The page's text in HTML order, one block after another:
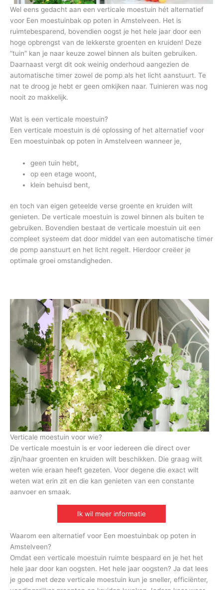
Wel eens gedacht aan een verticale moestuin hét alternatief
voor Een moestuinbak op poten in Amstelveen. Het is
ruimtebesparend, bovendien oogst je het hele jaar door een
hoge opbrengst van de lekkerste groenten en kruiden! Deze
“tuin” kan je naar keuze zowel binnen als buiten gebruiken.
Daarnaast vergt dit ook weinig onderhoud aangezien de
automatische timer zowel de pomp als het licht aanstuurt. Te
nat te droog je hebt er geen omkijken naar. Tuinieren was nog
nooit zo makkelijk.
Wat is een verticale moestuin?
Een verticale moestuin is dé oplossing of het alternatief voor
Een moestuinbak op poten in Amstelveen wanneer je,
geen tuin hebt,
op een etage woont,
klein behuisd bent,
en toch van eigen geteelde verse groente en kruiden wilt
genieten. De verticale moestuin is zowel binnen als buiten te
gebruiken. Bovendien bestaat de verticale moestuin uit een
compleet systeem dat door middel van een automatische timer
de pomp aanstuurt en het licht regelt. Hierdoor creëer je
optimale groei omstandigheden.
Verticale moestuin voor wie?
De verticale moestuin is er voor iedereen die direct over
zijn/haar groenten en kruiden wilt beschikken. Die graag wilt
weten wie eraan heeft gezeten. Voor degene die exact wilt
weten wat erin zit en die kan genieten van een constante
aanvoer en smaak.
Ik wil meer informatie
Waarom een alternatief voor Een moestuinbak op poten in
Amstelveen?
Omdat een verticale moestuin ruimte bespaard en je het het
hele jaar door kan oogsten. Het hele jaar oogsten? Ja dat lees
je goed met deze verticale moestuin kun je sneller, efficiënter,